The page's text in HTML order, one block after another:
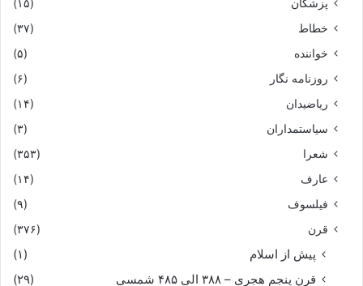
پزشکان
(۱۵)
خطاط
(۳۷)
خواننده
(۵)
روزنامه نگار
(۶)
ریاضیدان
(۱۴)
سیاستمداران
(۳)
شعرا
(۳۵۳)
عارف
(۱۴)
فیلسوف
(۹)
قرن
(۳۷۶)
پیش از اسلام
(۱)
قرن پنجم هجری – ۳۸۸ الی ۴۸۵ شمسی
(۲۹)